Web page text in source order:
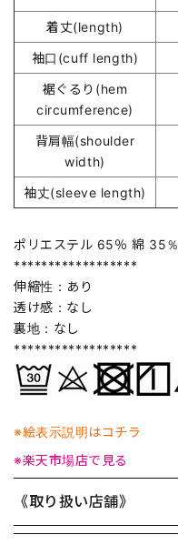
着丈(length)
袖口(cuff length)
裾ぐるり(hem
circumference)
背肩幅(shoulder
width)
袖丈(sleeve length)
ポリエステル 65％ 綿 35％
******************
伸縮性：あり
透け感：なし
裏地：なし
******************
※絵表示説明はコチラ
※楽天市場店で見る
《取り扱い店舗》